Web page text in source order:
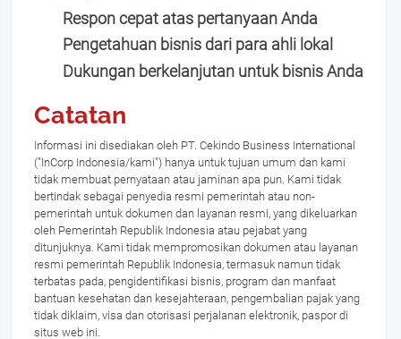
Respon cepat atas pertanyaan Anda
Pengetahuan bisnis dari para ahli lokal
Dukungan berkelanjutan untuk bisnis Anda
Catatan
Informasi ini disediakan oleh PT. Cekindo Business International
("InCorp Indonesia/kami") hanya untuk tujuan umum dan kami
tidak membuat pernyataan atau jaminan apa pun. Kami tidak
bertindak sebagai penyedia resmi pemerintah atau non-
pemerintah untuk dokumen dan layanan resmi, yang dikeluarkan
oleh Pemerintah Republik Indonesia atau pejabat yang
ditunjuknya. Kami tidak mempromosikan dokumen atau layanan
resmi pemerintah Republik Indonesia, termasuk namun tidak
terbatas pada, pengidentifikasi bisnis, program dan manfaat
bantuan kesehatan dan kesejahteraan, pengembalian pajak yang
tidak diklaim, visa dan otorisasi perjalanan elektronik, paspor di
situs web ini.